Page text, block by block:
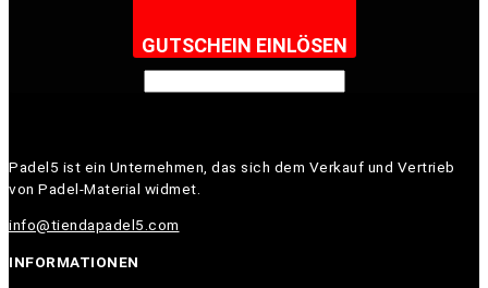
GUTSCHEIN EINLÖSEN
Padel5 ist ein Unternehmen, das sich dem Verkauf und Vertrieb
von Padel-Material widmet.
info@tiendapadel5.com
INFORMATIONEN